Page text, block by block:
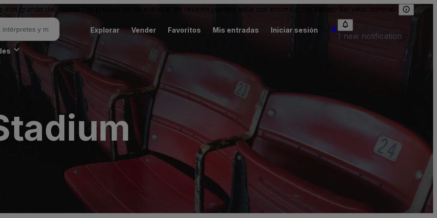
más grande del mundo. Los precios de las entradas de reventa pueden estar por encima o por debajo del valor nominal.
Explorar Vender Favoritos Mis entradas Iniciar sesión
1 new notification